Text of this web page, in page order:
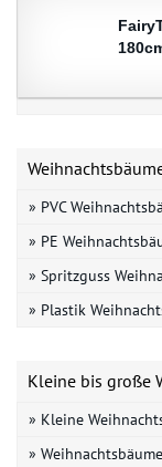
» PVC
» PE
» Spritzguss
» Plastik
Kleine bis große
» Kleine
»